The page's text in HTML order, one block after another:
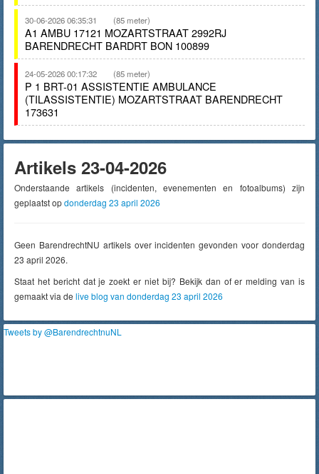
30-06-2026 06:35:31 (85 meter)
A1 AMBU 17121 MOZARTSTRAAT 2992RJ
BARENDRECHT BARDRT BON 100899
24-05-2026 00:17:32 (85 meter)
P 1 BRT-01 ASSISTENTIE AMBULANCE
(TILASSISTENTIE) MOZARTSTRAAT BARENDRECHT
173631
Artikels 23-04-2026
Onderstaande artikels (incidenten, evenementen en fotoalbums) zijn
geplaatst opdonderdag 23 april 2026
Geen BarendrechtNU artikels over incidenten gevonden voor donderdag
23 april 2026.
Staat het bericht dat je zoekt er niet bij? Bekijk dan of er melding van is
gemaakt via de live blog van donderdag 23 april 2026
Tweets by @BarendrechtnuNL